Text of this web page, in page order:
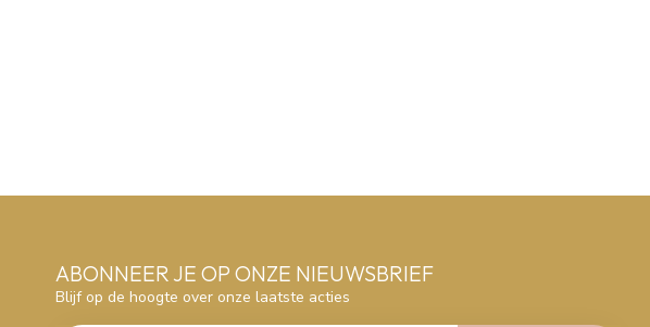
ABONNEER JE OP ONZE NIEUWSBRIEF
Blijf op de hoogte over onze laatste acties